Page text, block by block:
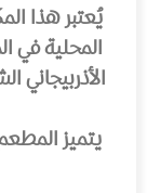
يُعتبر هذا
المحلية في
الأذربيجاني
يتميز